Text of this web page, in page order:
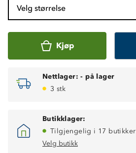
Velg størrelse
Kjøp
Nettlager: - på lager
3 stk
Butikklager:
Tilgjengelig i 17 butikker
Velg butikk